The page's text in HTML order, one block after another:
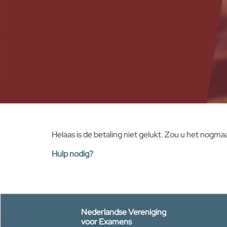
Helaas is de betaling niet gelukt. Zou u het
Hulp nodig?
Nederlandse Vereniging
voor Examens